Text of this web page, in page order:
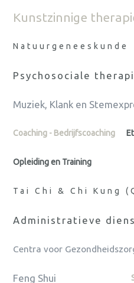
Kunstzinnige
Natuurgeneeskunde
Psychosociale
Muziek, Klank en
Coaching - Bedrijfscoaching
Opleiding en Training
Tai Chi & Chi Kung
Administratieve
Centra voor
Feng Shui